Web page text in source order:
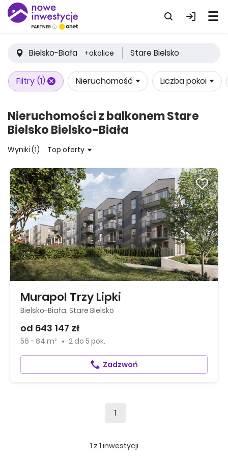
Bielsko-Biała +okolice Stare Bielsko
Filtry (1) Nieruchomość Liczba pokoi
Nieruchomości z balkonem Stare
Bielsko Bielsko-Biała
Wyniki (1) Top oferty
Murapol Trzy Lipki
Bielsko-Biała, Stare Bielsko
od 643 147 zł
56 - 84 m² 2 do 5 pok.
Zadzwoń
1
1 z 1 inwestycji